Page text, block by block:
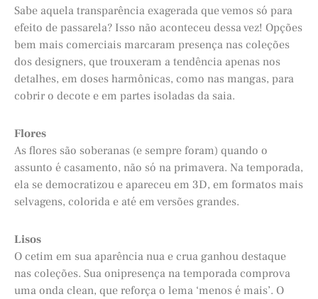
Sabe aquela transparência exagerada que vemos só para
efeito de passarela? Isso não aconteceu dessa vez! Opções
bem mais comerciais marcaram presença nas coleções
dos designers, que trouxeram a tendência apenas nos
detalhes, em doses harmônicas, como nas mangas, para
cobrir o decote e em partes isoladas da saia.
Flores
As flores são soberanas (e sempre foram) quando o
assunto é casamento, não só na primavera. Na temporada,
ela se democratizou e apareceu em 3D, em formatos mais
selvagens, colorida e até em versões grandes.
Lisos
O cetim em sua aparência nua e crua ganhou destaque
nas coleções. Sua onipresença na temporada comprova
uma onda clean, que reforça o lema ‘menos é mais’. O